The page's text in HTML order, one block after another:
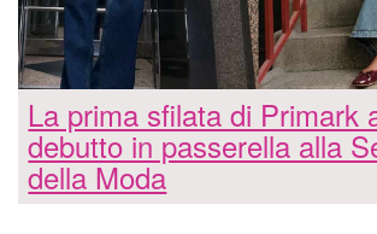
La prima sfilata di Primark
debutto in passerella alla
della Moda